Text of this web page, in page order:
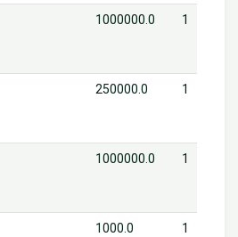
1000000.0 1
250000.0 1
1000000.0 1
1000.0 1